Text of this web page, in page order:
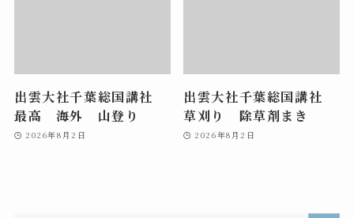
出雲大社千葉総国講社
最高 海外 山登り
2026年8月2日
出雲大社千葉総国講社
草刈り 除草剤まき
2026年8月2日